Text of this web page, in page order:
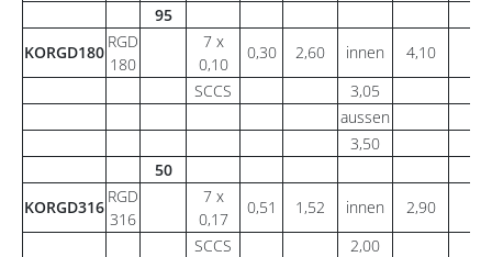
95
KORGD180
RGD
180
7 x
0,10
0,30 2,60 innen 4,10
SCCS
3,05
aussen
3,50
50
KORGD316
RGD
316
7 x
0,17
0,51 1,52 innen 2,90
SCCS
2,00